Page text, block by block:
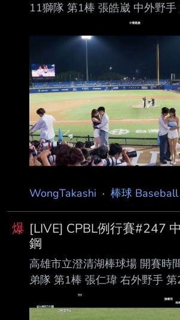
11獅隊 第1棒 張皓崴 中外野手
外野手 第3棒 陳傑憲 左外野手
定打擊 第5棒 林子豪 一壘手
手 第7棒 陳聖平 游擊手 第8
棒 林泓弦 二壘手 先發投手 布
第1棒 孔念恩 中外野手 第2棒
棒 張育成 指定打擊 第4棒 范
王苡丞 右外野手 第6棒 董子恩
培峰 捕手 第8棒 高 捷 左外野
WongTakashi · 棒球 Baseball
爆 [LIVE] CPBL例行賽#247
鋼
高雄市立澄清湖棒球場 開賽時
弟隊 第1棒 張仁瑋 右外野手 第
手 第3棒 陳俊秀 一壘手 第4棒
第5棒 王威晨 指定打擊 第6棒